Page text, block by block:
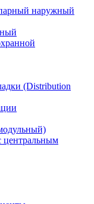
наружный
(Distribution
центральным